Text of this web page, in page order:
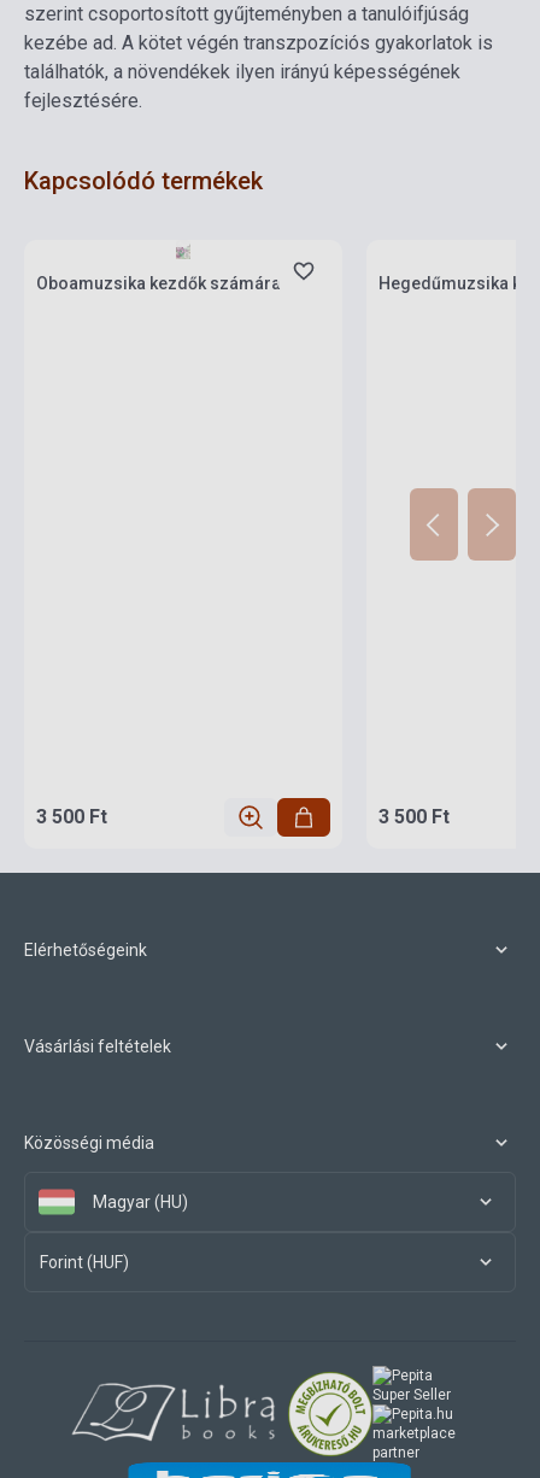
szerint csoportosított gyűjteményben a tanulóifjúság
kezébe ad. A kötet végén transzpozíciós gyakorlatok is
találhatók, a növendékek ilyen irányú képességének
fejlesztésére.
Kapcsolódó termékek
Oboamuzsika kezdők számára
3 500 Ft
Hegedűmuzsika
3 500 Ft
Elérhetőségeink
Vásárlási feltételek
Közösségi média
Magyar (HU)
Forint (HUF)
marketplace
partner